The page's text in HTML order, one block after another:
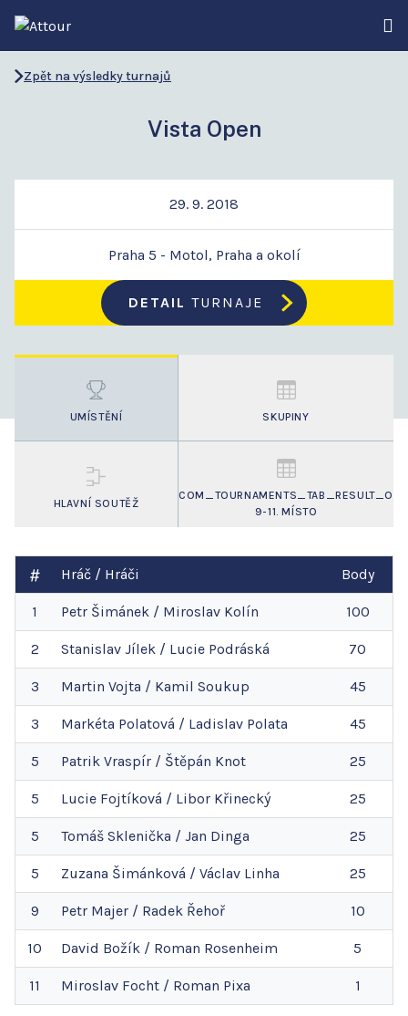
Zpět na výsledky turnajů
Vista Open
29. 9. 2018
Praha 5 - Motol, Praha a okolí
DETAIL TURNAJE
UMÍSTĚNÍ SKUPINY
HLAVNÍ SOUTĚŽ
COM_TOURNAMENTS_TAB_RESULT_O
9-11. MÍSTO
Hráč / Hráči Body
1 Petr Šimánek / Miroslav Kolín 100
2 Stanislav Jílek / Lucie Podráská 70
3 Martin Vojta / Kamil Soukup 45
3 Markéta Polatová / Ladislav Polata 45
5 Patrik Vraspír / Štěpán Knot 25
5 Lucie Fojtíková / Libor Křinecký 25
5 Tomáš Sklenička / Jan Dinga 25
5 Zuzana Šimánková / Václav Linha 25
9 Petr Majer / Radek Řehoř 10
10 David Božík / Roman Rosenheim 5
11 Miroslav Focht / Roman Pixa 1